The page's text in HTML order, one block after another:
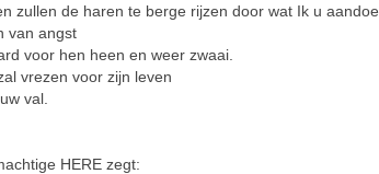
zullen de haren te berge rijzen door wat Ik u aandoe.
van angst
voor hen heen en weer zwaai.
vrezen voor zijn leven
val.
HERE zegt: